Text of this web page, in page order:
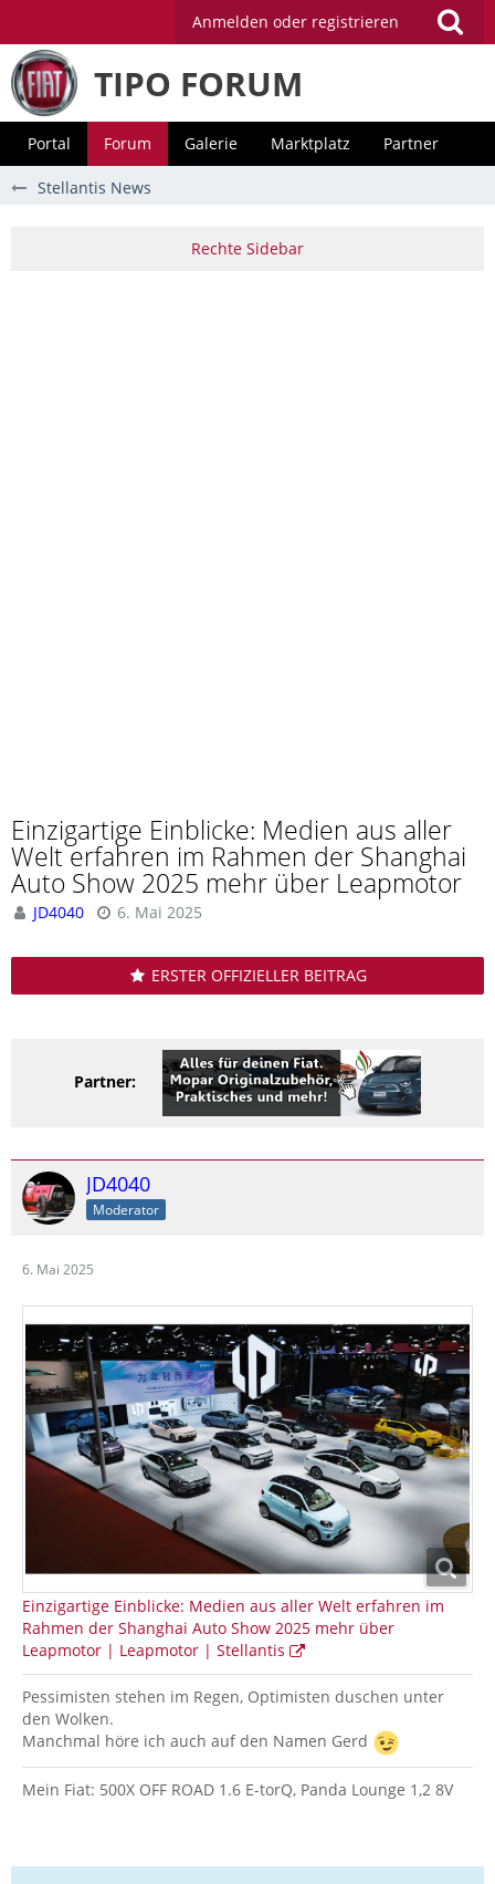
Anmelden oder registrieren
TIPO FORUM
Portal Forum Galerie Marktplatz Partner
Stellantis News
Einzigartige Einblicke: Medien aus aller
Welt erfahren im Rahmen der Shanghai
Auto Show 2025 mehr über Leapmotor
JD4040 6. Mai 2025
ERSTER OFFIZIELLER BEITRAG
Partner:
JD4040
Moderator
6. Mai 2025
Einzigartige Einblicke: Medien aus aller Welt erfahren im
Rahmen der Shanghai Auto Show 2025 mehr über
Leapmotor | Leapmotor | Stellantis
Pessimisten stehen im Regen, Optimisten duschen unter
den Wolken.
Manchmal höre ich auch auf den Namen Gerd
Mein Fiat: 500X OFF ROAD 1.6 E-torQ, Panda Lounge 1,2 8V